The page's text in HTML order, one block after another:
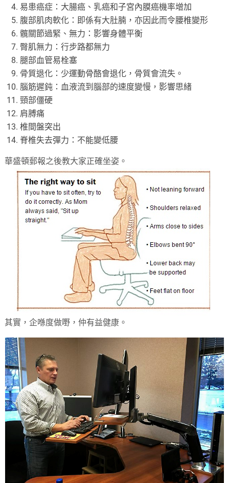
易患癌症：大腸癌、乳癌和子宮內膜癌機率增加
腹部肌肉軟化：即係有大肚腩，亦因此而令腰椎變形
髖關節過緊、無力：影響身體平衡
臀肌無力：行步路都無力
腿部血管易栓塞
骨質退化：少運動骨酪會退化，骨質會流失。
腦筋遲鈍：血液流到腦部的速度變慢，影響思緒
頸部僵硬
肩膊痛
椎間盤突出
脊椎失去彈力：不能變低腰
華盛頓郵報之後教大家正確坐姿。
其實，企喺度做嘢，仲有益健康。